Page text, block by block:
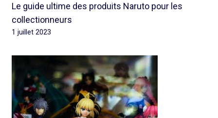
Le guide ultime des produits Naruto pour les
collectionneurs
1 juillet 2023